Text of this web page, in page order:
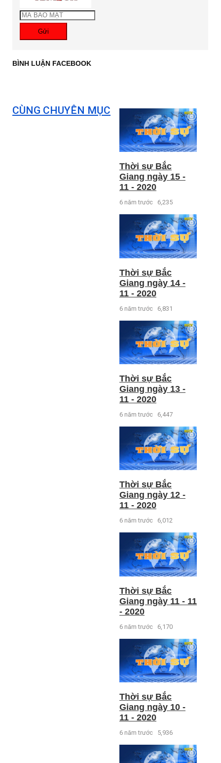
Gửi
BÌNH LUẬN FACEBOOK
CÙNG CHUYÊN MỤC
Thời sự Bắc
Giang ngày 15 -
11 - 2020
6 năm trước 6,235
Thời sự Bắc
Giang ngày 14 -
11 - 2020
6 năm trước 6,831
Thời sự Bắc
Giang ngày 13 -
11 - 2020
6 năm trước 6,447
Thời sự Bắc
Giang ngày 12 -
11 - 2020
6 năm trước 6,012
Thời sự Bắc
Giang ngày 11 - 11
- 2020
6 năm trước 6,170
Thời sự Bắc
Giang ngày 10 -
11 - 2020
6 năm trước 5,936